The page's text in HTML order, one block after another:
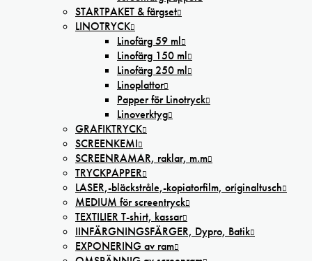
STARTPAKET & färgset
LINOTRYCK
Linofärg 59 ml
Linofärg 150 ml
Linofärg 250 ml
Linoplattor
Papper för Linotryck
Linoverktyg
GRAFIKTRYCK
SCREENKEMI
SCREENRAMAR, raklar, m.m
TRYCKPAPPER
LASER,-bläckstråle,-kopiatorfilm, oríginaltusch
MEDIUM för screentryck
TEXTILIER T-shirt, kassar
IINFÄRGNINGSFÄRGER, Dypro, Batik
EXPONERING av ram